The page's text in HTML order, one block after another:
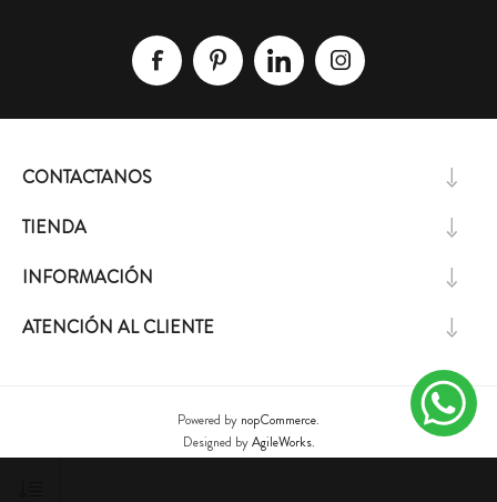
CONTACTANOS
TIENDA
INFORMACIÓN
ATENCIÓN AL CLIENTE
Powered by nopCommerce.
Designed byAgileWorks.
Copyright ® 2026 Lizzie Design. L&A S.A - RUT 213678410016 - Todos los derechos